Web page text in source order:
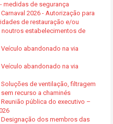
medidas de segurança
2026 - Autorização para
de restauração e/ou
estabelecimentos de
Veículo abandonado na via
Veículo abandonado na via
Soluções de ventilação, filtragem
recurso a chaminés
Reunião pública do executivo –
Designação dos membros das